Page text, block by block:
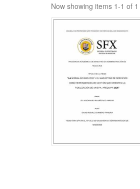
Now showing items 1-1 of 1